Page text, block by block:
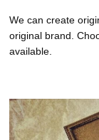
We can create
original brand.
available.